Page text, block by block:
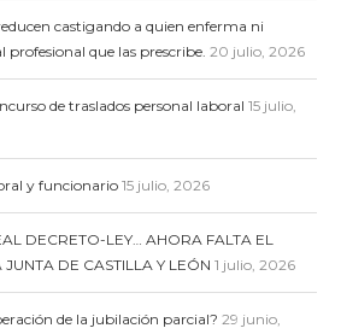
castigando a quien enferma ni
profesional que las prescribe. 20 julio, 2026
de traslados personal laboral 15 julio,
y funcionario 15 julio, 2026
DECRETO-LEY… AHORA FALTA EL
DE CASTILLA Y LEÓN 1 julio, 2026
de la jubilación parcial? 29 junio,